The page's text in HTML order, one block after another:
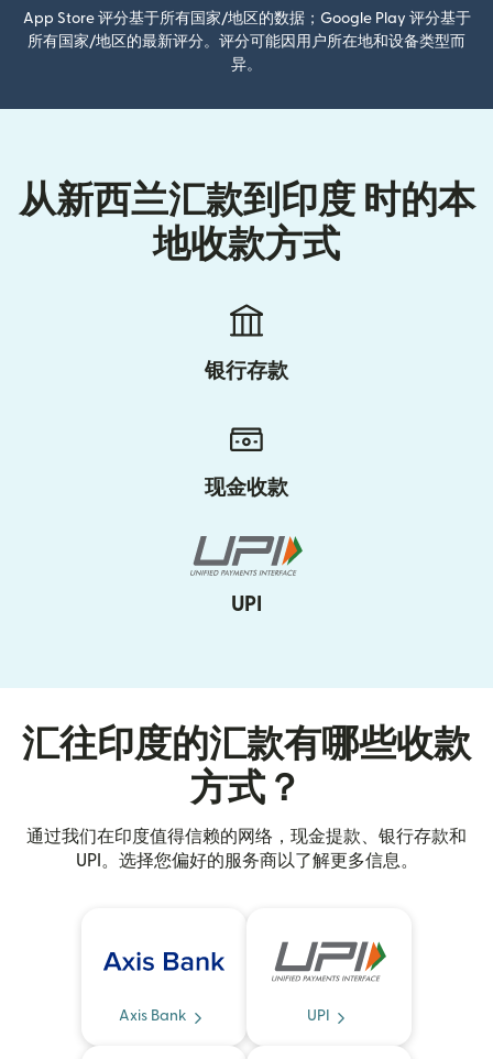
App Store 评分基于所有国家/地区的数据；Google Play 评分基于
所有国家/地区的最新评分。评分可能因用户所在地和设备类型而
异。
从新西兰汇款到印度 时的本
地收款方式
银行存款
现金收款
UPI
汇往印度的汇款有哪些收款
方式？
通过我们在印度值得信赖的网络，现金提款、银行存款和
UPI。选择您偏好的服务商以了解更多信息。
Axis Bank UPI